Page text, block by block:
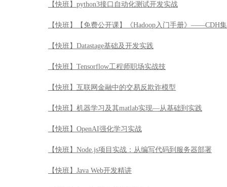
【快班】python3接口自动化测试开发实战
【快班】【免费公开课】《Hadoop入门手册》——CDH
【快班】Datastage基础及开发实践
【快班】Tensorflow工程师职场实战技
【快班】互联网金融中的交易反欺诈模型
【快班】机器学习及其matlab实现—从基础到实践
【快班】OpenAI强化学习实战
【快班】Node.js项目实战：从编写代码到服务器部署
【快班】Java Web开发精讲